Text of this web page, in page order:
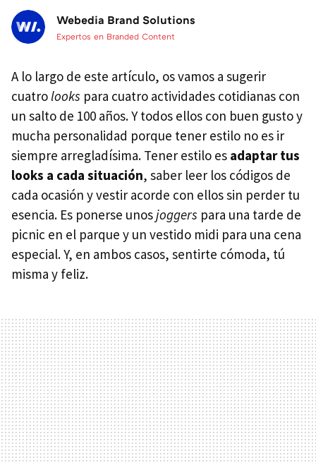
Webedia Brand Solutions
Expertos en Branded Content
A lo largo de este artículo, os vamos a sugerir
cuatrolooks para cuatro actividades cotidianas con
un salto de 100 años. Y todos ellos con buen gusto y
mucha personalidad porque tener estilo no es ir
siempre arregladísima. Tener estilo es adaptar tus
looks a cada situación, saber leer los códigos de
cada ocasión y vestir acorde con ellos sin perder tu
esencia. Es ponerse unosjoggers para una tarde de
picnic en el parque y un vestido midi para una cena
especial. Y, en ambos casos, sentirte cómoda, tú
misma y feliz.